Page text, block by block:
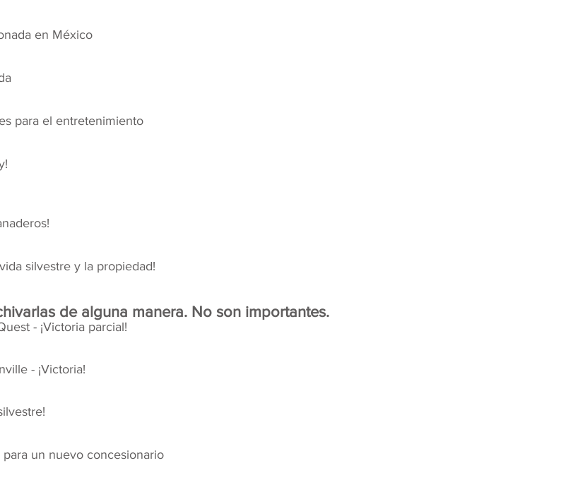
en México
para el entretenimiento
silvestre y la propiedad!
de alguna manera. No son importantes.
- ¡Victoria parcial!
- ¡Victoria!
un nuevo concesionario